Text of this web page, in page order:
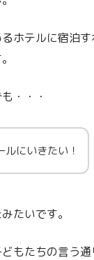
ホテルに宿泊
・・・
ルにいきたい！
たいです。
もたちの言う